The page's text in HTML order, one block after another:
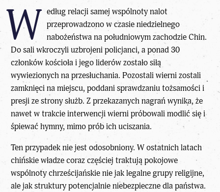
W edług relacji samej wspólnoty nalot
przeprowadzono w czasie niedzielnego
nabożeństwa na południowym zachodzie Chin.
Do sali wkroczyli uzbrojeni policjanci, a ponad 30
członków kościoła i jego liderów zostało siłą
wywiezionych na przesłuchania. Pozostali wierni zostali
zamknięci na miejscu, poddani sprawdzaniu tożsamości i
presji ze strony służb. Z przekazanych nagrań wynika, że
nawet w trakcie interwencji wierni próbowali modlić się i
śpiewać hymny, mimo prób ich uciszania.
Ten przypadek nie jest odosobniony. W ostatnich latach
chińskie władze coraz częściej traktują pokojowe
wspólnoty chrześcijańskie nie jak legalne grupy religijne,
ale jak struktury potencjalnie niebezpieczne dla państwa.